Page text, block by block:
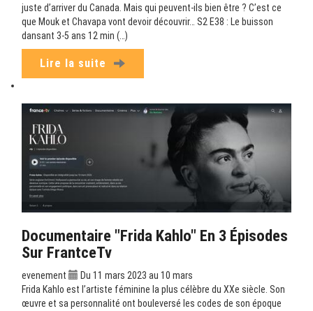
juste d’arriver du Canada. Mais qui peuvent-ils bien être ? C’est ce
que Mouk et Chavapa vont devoir découvrir… S2 E38 : Le buisson
dansant 3-5 ans 12 min (…)
Lire la suite
Documentaire "Frida Kahlo" En 3 Épisodes
Sur FrantceTv
evenement
Du 11 mars 2023 au 10 mars
Frida Kahlo est l’artiste féminine la plus célèbre du XXe siècle. Son
œuvre et sa personnalité ont bouleversé les codes de son époque